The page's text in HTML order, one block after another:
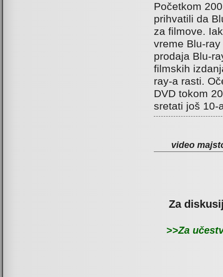
Početkom
prihvatili da
za filmove.
vreme Blu-
prodaja Blu-
filmskih
ray-a rasti.
DVD tokom
sretati još 10-
video
Za
>>Za